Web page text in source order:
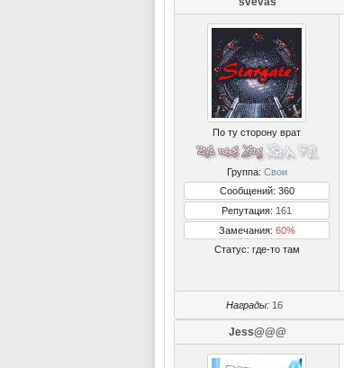
По ту сторону врат
Группа: Свои
Сообщений: 360
Репутация: 161
Замечания: 60%
Статус: где-то там
Награды: 16
Jess@@@